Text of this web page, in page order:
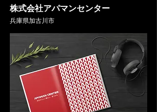
株式会社アパマンセンター
兵庫県加古川市